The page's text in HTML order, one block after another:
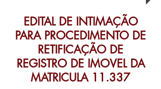
EDITAL DE INTIMAÇÃO
PARA PROCEDIMENTO DE
RETIFICAÇÃO DE
REGISTRO DE IMOVEL DA
MATRICULA 11.337